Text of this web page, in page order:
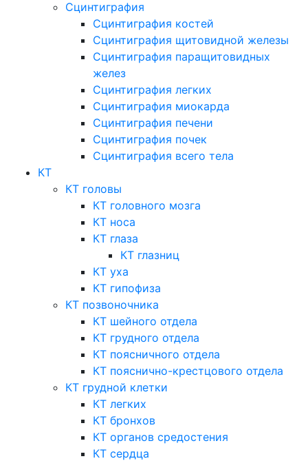
Сцинтиграфия
Сцинтиграфия костей
Сцинтиграфия щитовидной железы
Сцинтиграфия паращитовидных
желез
Сцинтиграфия легких
Сцинтиграфия миокарда
Сцинтиграфия печени
Сцинтиграфия почек
Сцинтиграфия всего тела
КТ
КТ головы
КТ головного мозга
КТ носа
КТ глаза
КТ глазниц
КТ уха
КТ гипофиза
КТ позвоночника
КТ шейного отдела
КТ грудного отдела
КТ поясничного отдела
КТ пояснично-крестцового отдела
КТ грудной клетки
КТ легких
КТ бронхов
КТ органов средостения
КТ сердца